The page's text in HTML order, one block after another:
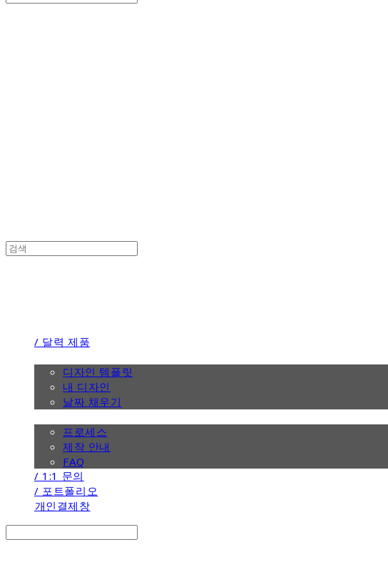
/ 달력 제품
디자인 템플릿
내 디자인
날짜 채우기
프로세스
제작 안내
FAQ
/ 1:1 문의
/ 포트폴리오
개인결제창